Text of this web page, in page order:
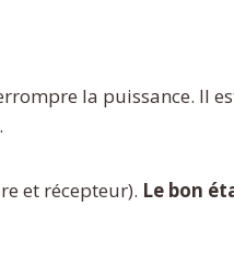
la puissance. Il
et récepteur). Le bon